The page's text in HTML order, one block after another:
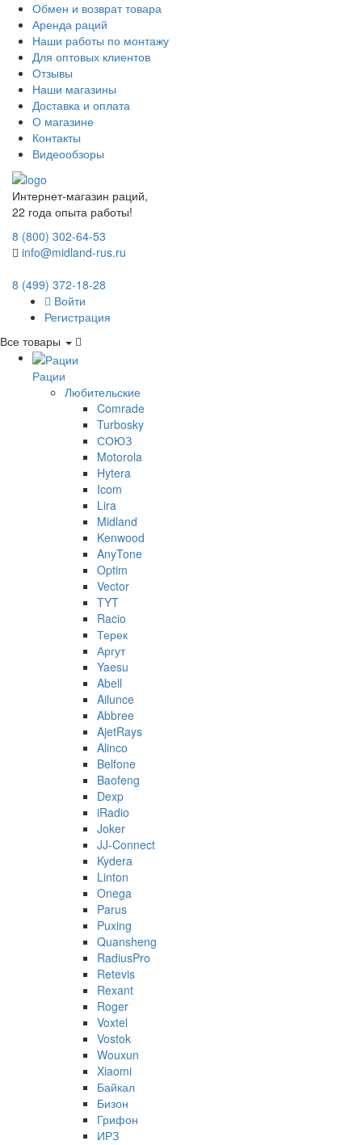
Обмен и возврат товара
Аренда раций
Наши работы по монтажу
Для оптовых клиентов
Отзывы
Наши магазины
Доставка и оплата
О магазине
Контакты
Видеообзоры
Интернет-магазин раций,
22 года опыта работы!
8 (800) 302-64-53
info@midland-rus.ru
8 (499) 372-18-28
Войти
Регистрация
Все товары
Рации
Любительские
Comrade
Turbosky
СОЮЗ
Motorola
Hytera
Icom
Lira
Midland
Kenwood
AnyTone
Optim
Vector
TYT
Racio
Терек
Аргут
Yaesu
Abell
Ailunce
Abbree
AjetRays
Alinco
Belfone
Baofeng
Dexp
iRadio
Joker
JJ-Connect
Kydera
Linton
Onega
Parus
Puxing
Quansheng
RadiusPro
Retevis
Rexant
Roger
Voxtel
Vostok
Wouxun
Xiaomi
Байкал
Бизон
Грифон
ИРЗ